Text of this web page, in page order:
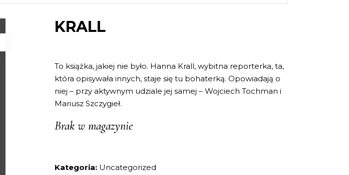
KRALL
To książka, jakiej nie było. Hanna Krall, wybitna reporterka, ta,
która opisywała innych, staje się tu bohaterką. Opowiadają o
niej – przy aktywnym udziale jej samej – Wojciech Tochman i
Mariusz Szczygieł.
Brak w magazynie
Kategoria: Uncategorized